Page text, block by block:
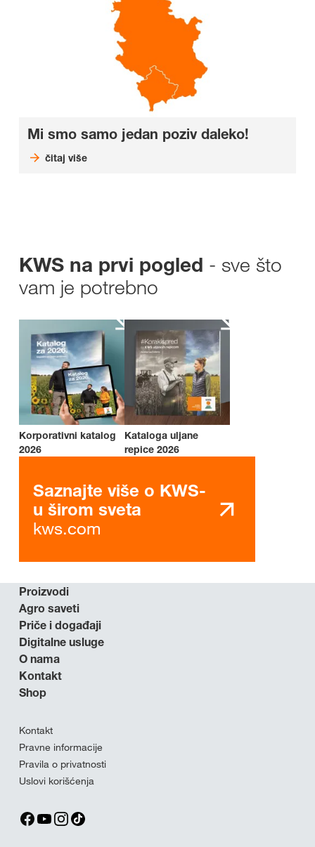
Mi smo samo jedan poziv daleko!
čitaj više
KWS na prvi pogled - sve što
vam je potrebno
Korporativni katalog
2026
Kataloga uljane
repice 2026
Saznajte više o KWS-
u širom sveta
kws.com
Proizvodi
Agro saveti
Priče i događaji
Digitalne usluge
O nama
Kontakt
Shop
Kontakt
Pravne informacije
Pravila o privatnosti
Uslovi korišćenja